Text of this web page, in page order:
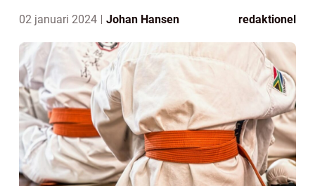
02 januari 2024 Johan Hansen redaktionel